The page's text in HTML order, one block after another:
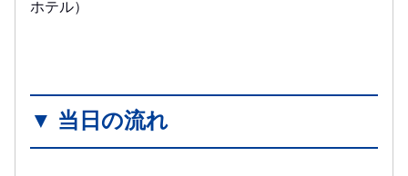
ホテル）
▼ 当日の流れ